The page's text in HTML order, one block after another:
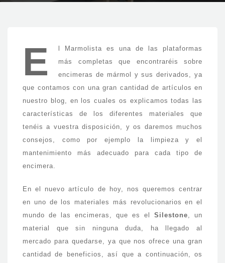
Silestone
E
l Marmolista es una de las plataformas
más completas que encontraréis sobre
encimeras de mármol y sus derivados, ya
que contamos con una gran cantidad de artículos en
nuestro blog, en los cuales os explicamos todas las
características de los diferentes materiales que
tenéis a vuestra disposición, y os daremos muchos
consejos, como por ejemplo la limpieza y el
mantenimiento más adecuado para cada tipo de
encimera.
En el nuevo artículo de hoy, nos queremos centrar
en uno de los materiales más revolucionarios en el
mundo de las encimeras, que es el Silestone, un
material que sin ninguna duda, ha llegado al
mercado para quedarse, ya que nos ofrece una gran
cantidad de beneficios, así que a continuación, os